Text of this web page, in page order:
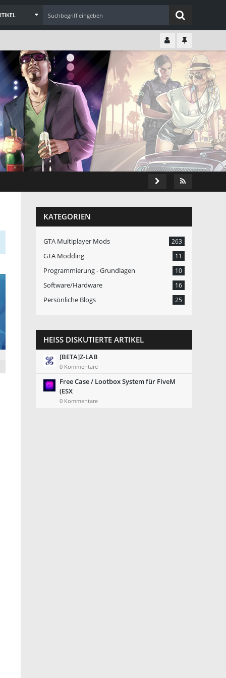
KATEGORIEN
GTA Multiplayer Mods 263
GTA Modding 11
Programmierung - Grundlagen 10
Software/Hardware 16
Persönliche Blogs 25
HEISS DISKUTIERTE ARTIKEL
[BETA]Z-LAB
0 Kommentare
Free Case / Lootbox System für FiveM
(ESX
0 Kommentare